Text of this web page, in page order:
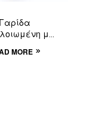
Γαρίδα
με
MORE